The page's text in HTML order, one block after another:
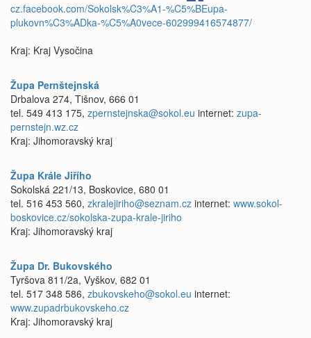
cz.facebook.com/Sokolsk%C3%A1-%C5%BEupa-
plukovn%C3%ADka-%C5%A0vece-602999416574877/
Kraj: Kraj Vysočina
Župa Pernštejnská
Drbalova 274, Tišnov, 666 01
tel. 549 413 175, zpernstejnska@sokol.eu internet: zupa-
pernstejn.wz.cz
Kraj: Jihomoravský kraj
Župa Krále Jiřího
Sokolská 221/13, Boskovice, 680 01
tel. 516 453 560, zkralejiriho@seznam.cz internet: www.sokol-
boskovice.cz/sokolska-zupa-krale-jiriho
Kraj: Jihomoravský kraj
Župa Dr. Bukovského
Tyršova 811/2a, Vyškov, 682 01
tel. 517 348 586, zbukovskeho@sokol.eu internet:
www.zupadrbukovskeho.cz
Kraj: Jihomoravský kraj